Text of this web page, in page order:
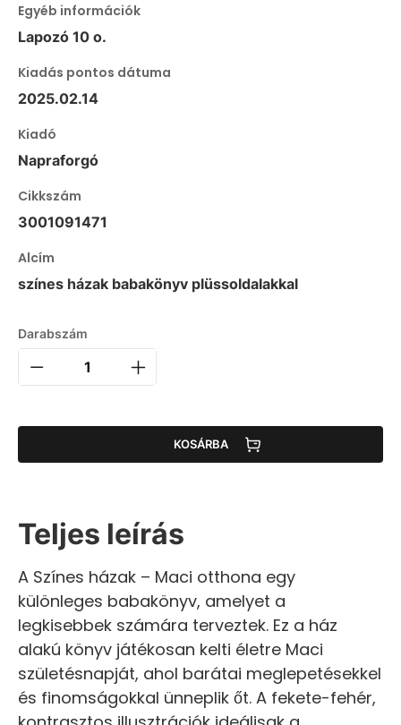
Egyéb információk
Lapozó 10 o.
Kiadás pontos dátuma
2025.02.14
Kiadó
Napraforgó
Cikkszám
3001091471
Alcím
színes házak babakönyv plüssoldalakkal
Darabszám
KOSÁRBA
Teljes leírás
A Színes házak – Maci otthona egy
különleges babakönyv, amelyet a
legkisebbek számára terveztek. Ez a ház
alakú könyv játékosan kelti életre Maci
születésnapját, ahol barátai meglepetésekkel
és finomságokkal ünneplik őt. A fekete-fehér,